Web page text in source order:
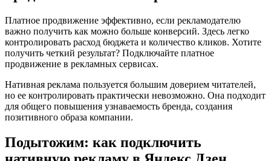
Платное продвижение эффективно, если рекламодателю
важно получить как можно больше конверсий. Здесь легко
контролировать расход бюджета и количество кликов. Хотите
получить четкий результат? Подключайте платное
продвижение в рекламных сервисах.
Нативная реклама пользуется большим доверием читателей,
но ее контролировать практически невозможно. Она подходит
для общего повышения узнаваемость бренда, создания
позитивного образа компании.
Подытожим: как подключить